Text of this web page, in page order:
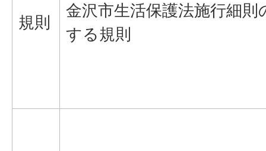
規則
金沢市生活保護法施行細則
する規則